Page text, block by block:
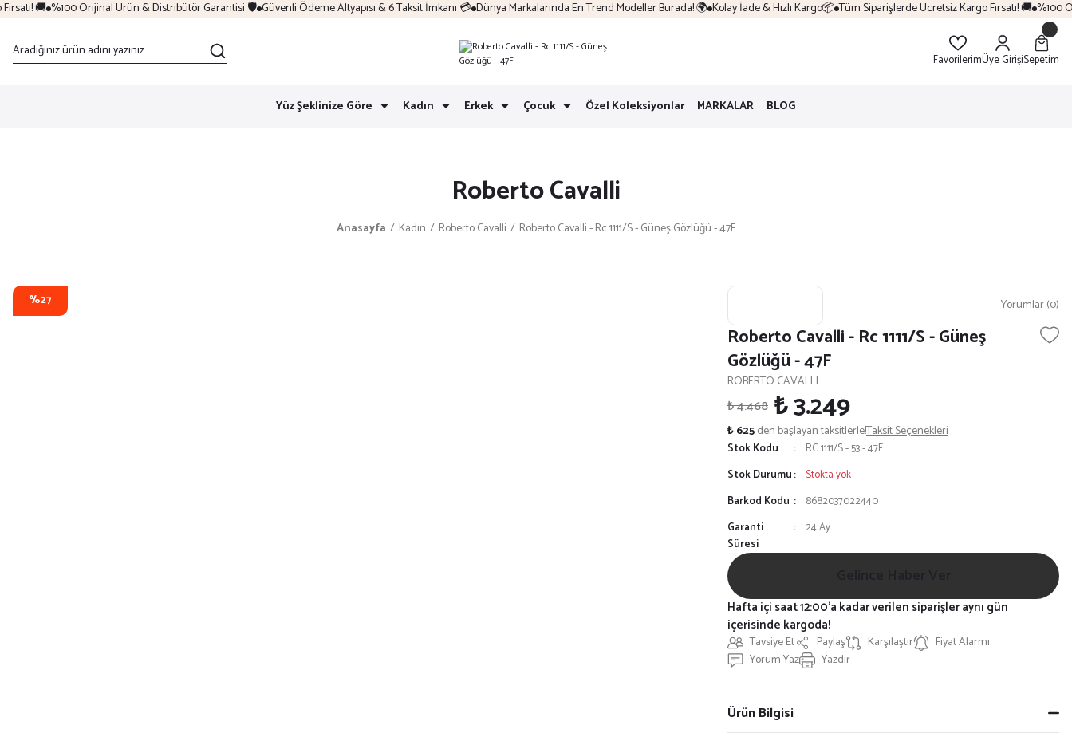
🚚 %100 Orijinal Ürün & Distribütör Garantisi 🛡️ Güvenli Ödeme Altyapısı & 6 Taksit İmkanı 💳 Dünya Markalarında En Trend Modeller Burada! 🌍 Kolay İade & Hızlı Kargo📦 Tüm Siparişlerde Ücretsiz Kargo Fırsatı! 🚚 %100
FavorilerimÜye GirişiSepetim
Yüz Şeklinize Göre Kadın Erkek Çocuk Özel Koleksiyonlar MARKALAR BLOG
Roberto Cavalli
Anasayfa Kadın Roberto Cavalli Roberto Cavalli - Rc 1111/S - Güneş Gözlüğü - 47F
%27 Yorumlar (0)
Roberto Cavalli - Rc 1111/S - Güneş
Gözlüğü - 47F
ROBERTO CAVALLI
₺ 4.468 ₺ 3.249
₺ 625den başlayan taksitlerle!Taksit Seçenekleri
Stok Kodu
RC 1111/S - 53 - 47F
Stok Durumu
Stokta yok
Barkod Kodu
8682037022440
Garanti
Süresi
24 Ay
Tavsiye Et Paylaş Karşılaştır
Fiyat Alarmı
Yorum Yaz
Yazdır
Hafta içi saat 12:00'a kadar verilen siparişler aynı gün
içerisinde kargoda!
Ürün Bilgisi